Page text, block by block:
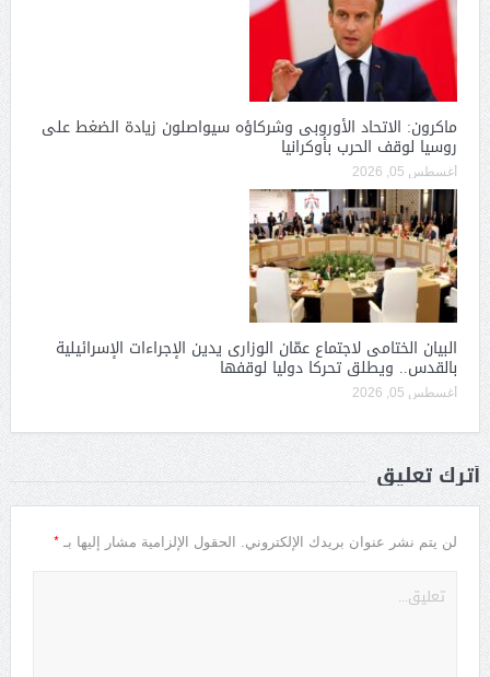
ماكرون: الاتحاد الأوروبى وشركاؤه سيواصلون زيادة الضغط على
روسيا لوقف الحرب بأوكرانيا
أغسطس 05, 2026
البيان الختامى لاجتماع عمّان الوزارى يدين الإجراءات الإسرائيلية
بالقدس.. ويطلق تحركا دوليا لوقفها
أغسطس 05, 2026
أترك تعليق
لن يتم نشر عنوان بريدك الإلكتروني. الحقول الإلزامية مشار إليها بـ *